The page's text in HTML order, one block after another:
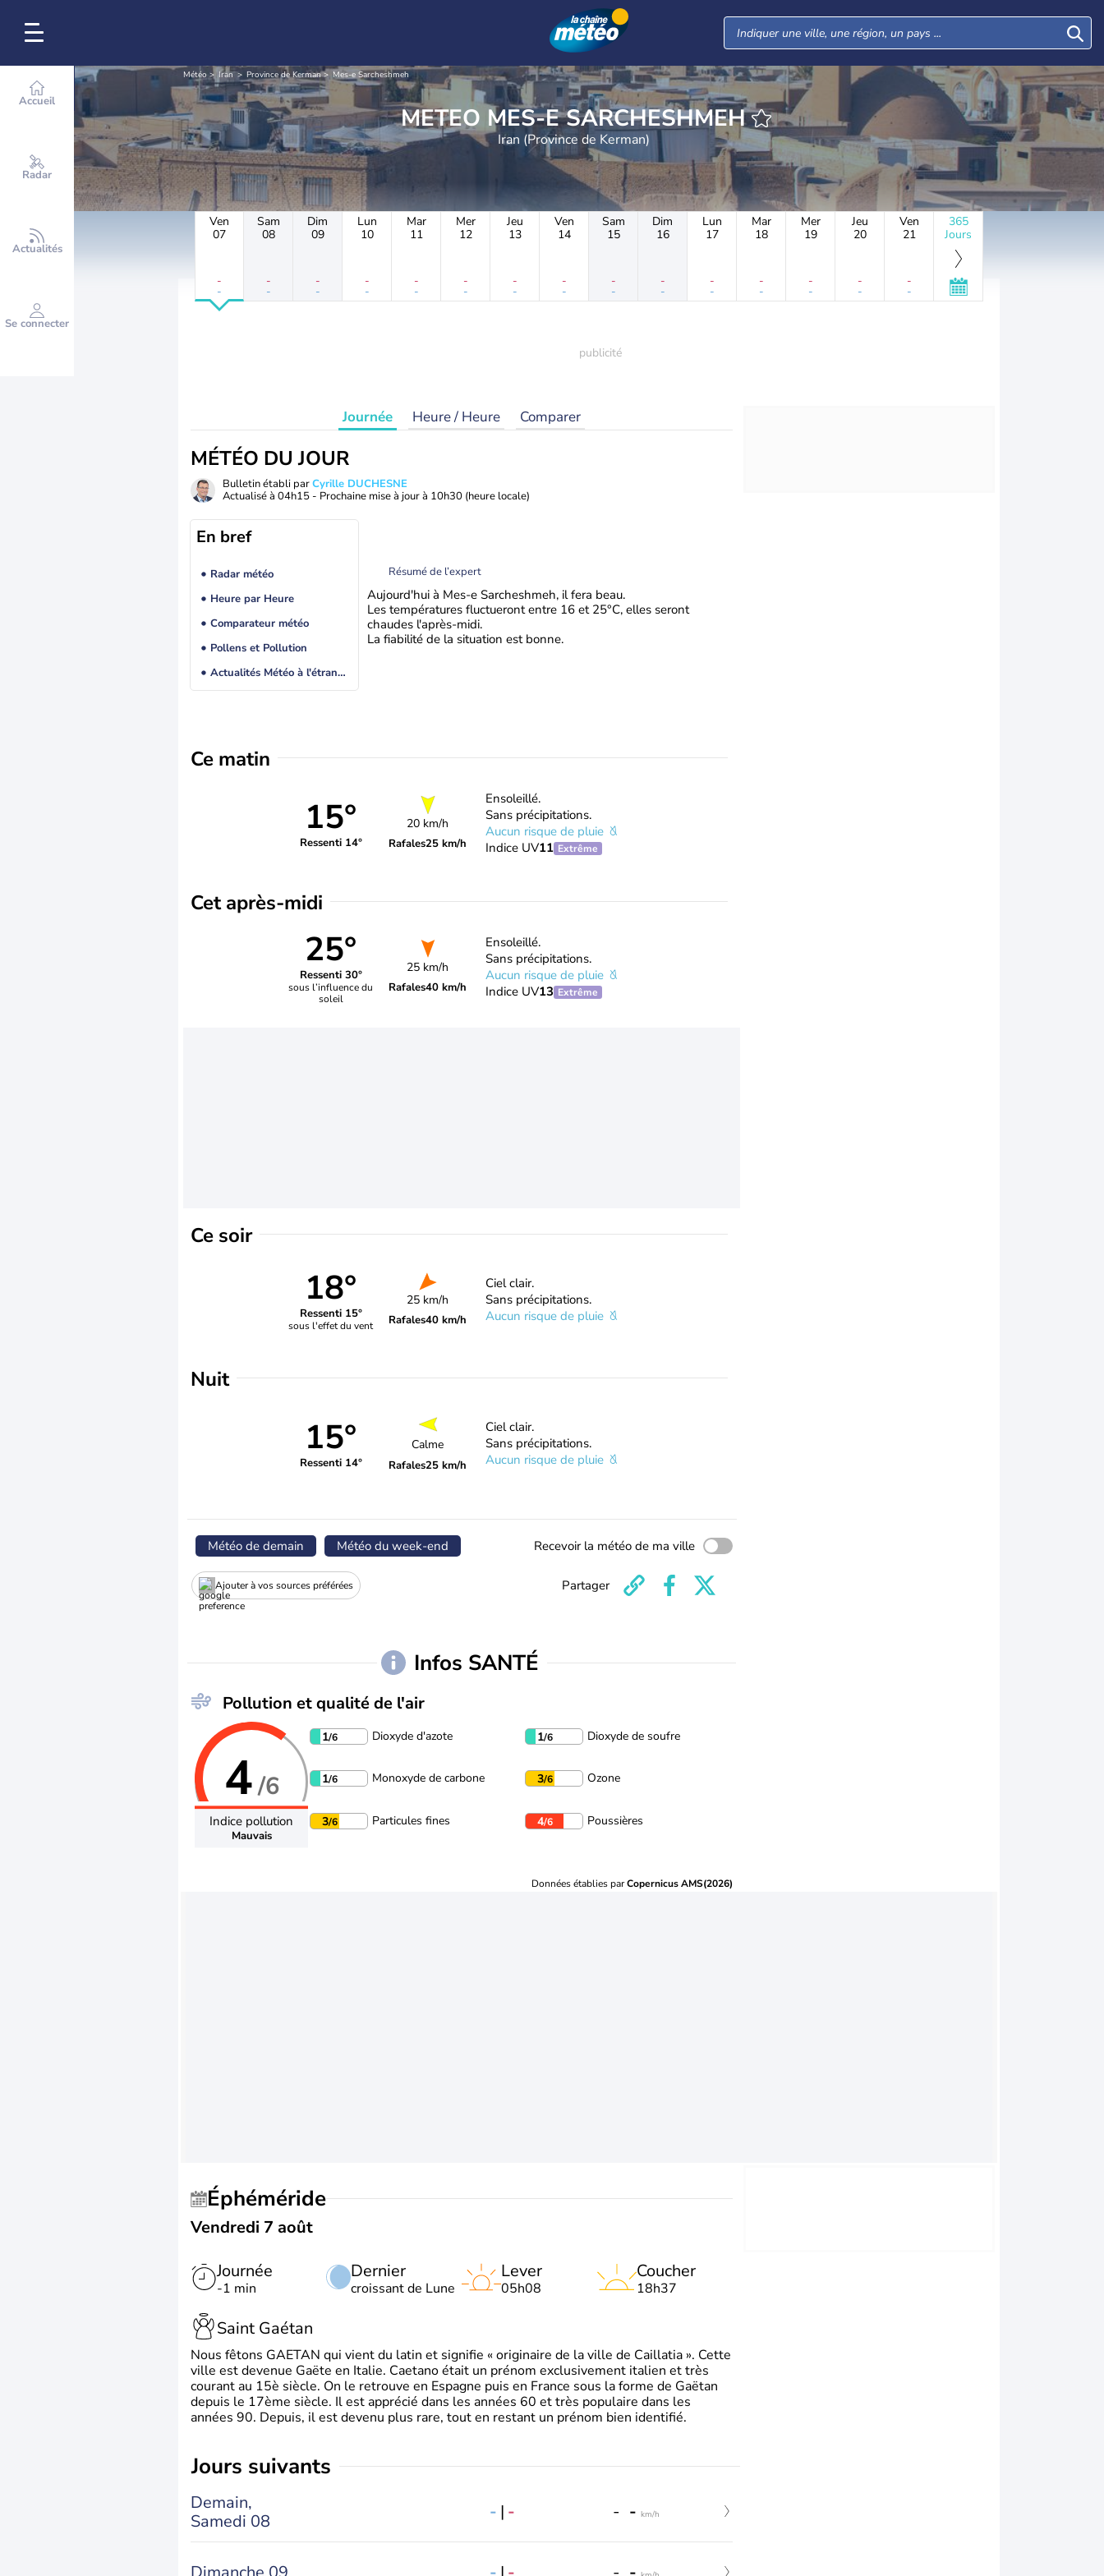
Accueil
Radar
Actualités
Se connecter
Météo Iran Province de Kerman Mes-e Sarcheshmeh
METEO MES-E SARCHESHMEH
Iran (Province de Kerman)
Ven
07
-
-
Sam
08
-
-
Dim
09
-
-
Lun
10
-
-
Mar
11
-
-
Mer
12
-
-
Jeu
13
-
-
Ven
14
-
-
Sam
15
-
-
Dim
16
-
-
Lun
17
-
-
Mar
18
-
-
Mer
19
-
-
Jeu
20
-
-
Ven
21
-
-
365
Jours
Journée Heure / Heure Comparer
MÉTÉO DU JOUR
Bulletin établi parCyrille DUCHESNE
Actualisé à 04h15 - Prochaine mise à jour à 10h30 (heure locale)
En bref
Radar météo
Heure par Heure
Comparateur météo
Pollens et Pollution
Actualités Météo à l'étranger
Résumé de l’expert
Aujourd'hui à Mes-e Sarcheshmeh, il fera beau.
Les températures fluctueront entre 16 et 25°C, elles seront
chaudes l'après-midi.
La fiabilité de la situation est bonne.
Ce matin
15°
Ressenti 14°
20 km/h
Rafales25 km/h
Ensoleillé.
Sans précipitations.
Aucun risque de pluie
Indice UV11 Extrême
Cet après-midi
25°
Ressenti 30°
sous l’influence du
soleil
25 km/h
Rafales40 km/h
Ensoleillé.
Sans précipitations.
Aucun risque de pluie
Indice UV13 Extrême
Ce soir
18°
Ressenti 15°
sous l'effet du vent
25 km/h
Rafales40 km/h
Ciel clair.
Sans précipitations.
Aucun risque de pluie
Nuit
15°
Ressenti 14°
Calme
Rafales25 km/h
Ciel clair.
Sans précipitations.
Aucun risque de pluie
Météo de demain Météo du week-end Recevoir la météo de ma ville
Ajouter à vos sources préférées Partager
Infos SANTÉ
Pollution et qualité de l'air
4/6
Indice pollution
Mauvais
1/6 Dioxyde d'azote 1/6 Dioxyde de soufre
1/6 Monoxyde de carbone 3/6 Ozone
3/6 Particules fines 4/6 Poussières
Données établies parCopernicus AMS(2026)
Éphéméride
Vendredi 7 août
Journée
-1 min
Dernier
croissant de Lune
Lever
05h08
Coucher
18h37
Saint Gaétan
Nous fêtons GAETAN qui vient du latin et signifie « originaire de la ville de Caillatia ». Cette
ville est devenue Gaëte en Italie. Caetano était un prénom exclusivement italien et très
courant au 15è siècle. On le retrouve en Espagne puis en France sous la forme de Gaëtan
depuis le 17ème siècle. Il est apprécié dans les années 60 et très populaire dans les
années 90. Depuis, il est devenu plus rare, tout en restant un prénom bien identifié.
jours suivants
Demain,
Samedi 08
- | - - - km/h